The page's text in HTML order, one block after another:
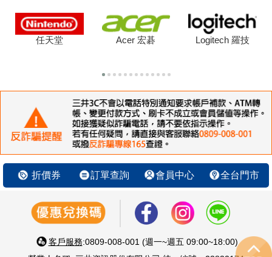
任天堂 Acer 宏碁 Logitech 羅技
折價券 訂單查詢 會員中心 全台門市
客戶服務:0809-008-001 (週一~週五 09:00~18:00)